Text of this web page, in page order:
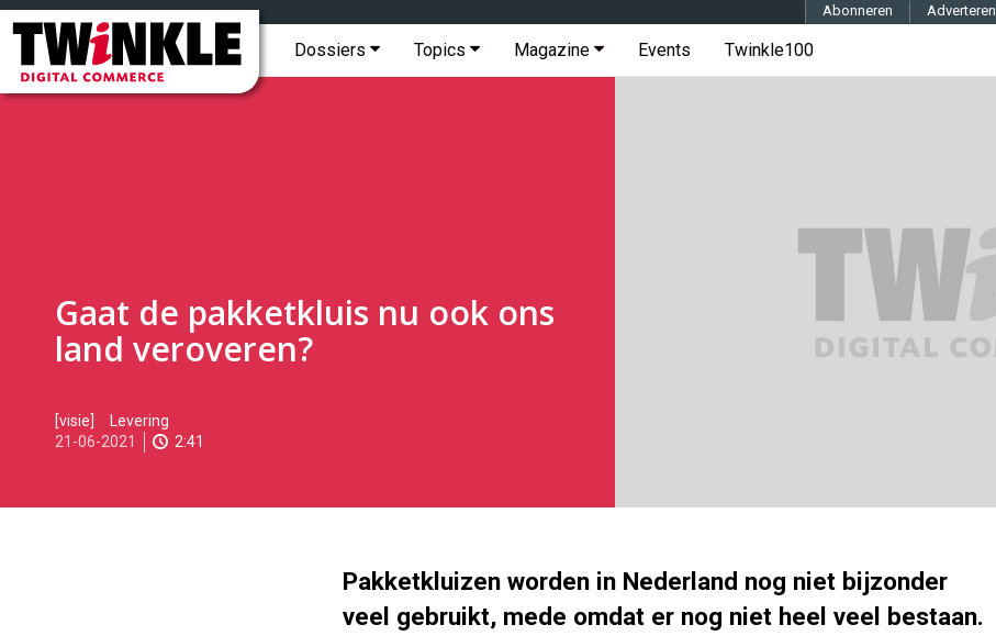
Twinkle
Digital
Commerce
Hoofdmenu
Dossiers Topics Magazine Events Twinkle100
Topmenu Abonneren Adverteren
Gaat de pakketkluis nu ook ons
land veroveren?
2021-
06-
06-
[visie]
Levering
21-06-2021
2:41
Pakketkluizen worden in Nederland nog niet bijzonder
veel gebruikt, mede omdat er nog niet heel veel bestaan.